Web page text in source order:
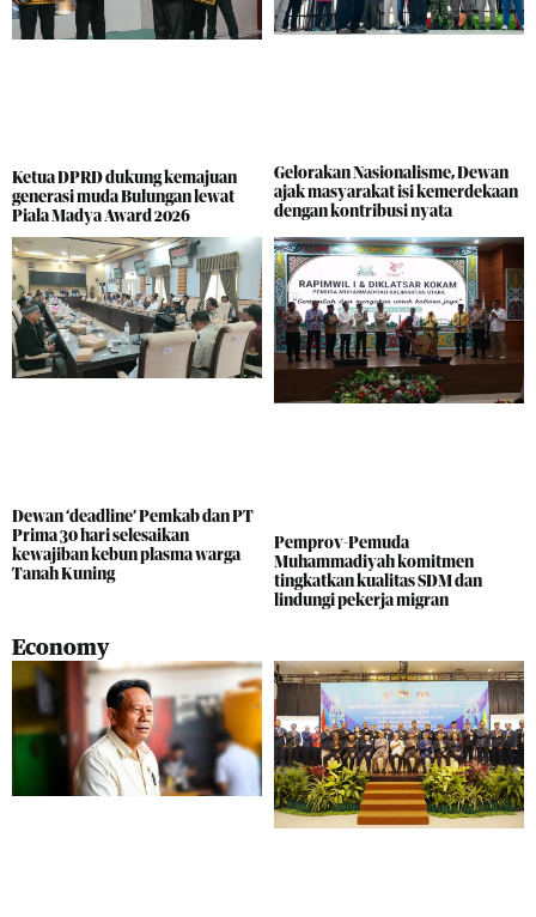
Ketua DPRD dukung kemajuan
generasi muda Bulungan lewat
Piala Madya Award 2026
Gelorakan Nasionalisme, Dewan
ajak masyarakat isi kemerdekaan
dengan kontribusi nyata
Dewan ‘deadline’ Pemkab dan PT
Prima 30 hari selesaikan
kewajiban kebun plasma warga
Tanah Kuning
Pemprov-Pemuda
Muhammadiyah komitmen
tingkatkan kualitas SDM dan
lindungi pekerja migran
Economy